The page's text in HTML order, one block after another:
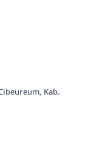
Kab.